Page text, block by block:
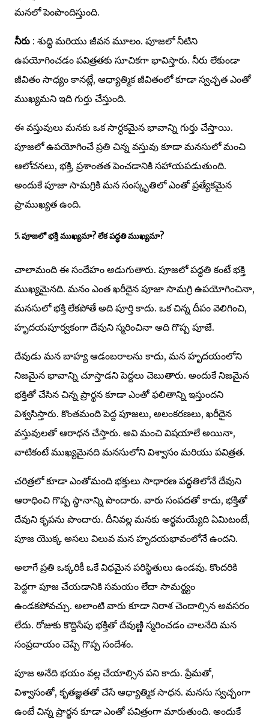
మనలో పెంపొందిస్తుంది.
నీరు : శుద్ధి మరియు జీవన మూలం. పూజలో నీటిని
ఉపయోగించడం పవిత్రతకు సూచికగా భావిస్తారు. నీరు లేకుండా
జీవితం సాధ్యం కానట్లే, ఆధ్యాత్మిక జీవితంలో కూడా స్వచ్ఛత ఎంతో
ముఖ్యమని ఇది గుర్తు చేస్తుంది.
ఈ వస్తువులు మనకు ఒక సార్ధకమైన భావాన్ని గుర్తు చేస్తాయి.
పూజలో ఉపయోగించే ప్రతి చిన్న వస్తువు కూడా మనసులో మంచి
ఆలోచనలు, భక్తి, ప్రశాంతత పెంచడానికి సహాయపడుతుంది.
అందుకే పూజా సామగ్రికి మన సంస్కృతిలో ఎంతో ప్రత్యేకమైన
ప్రాముఖ్యత ఉంది.
5. పూజలో భక్తి ముఖ్యమా? లేక పద్ధతి ముఖ్యమా?
చాలామంది ఈ సందేహం అడుగుతారు. పూజలో పద్ధతి కంటే భక్తి
ముఖ్యమైనది. మనం ఎంత ఖరీదైన పూజా సామగ్రి ఉపయోగించినా,
మనసులో భక్తి లేకపోతే అది పూర్తి కాదు. ఒక చిన్న దీపం వెలిగించి,
హృదయపూర్వకంగా దేవుని స్మరించినా అది గొప్ప పూజే.
దేవుడు మన బాహ్య ఆడంబరాలను కాదు, మన హృదయంలోని
నిజమైన భావాన్ని చూస్తాడని పెద్దలు చెబుతారు. అందుకే నిజమైన
భక్తితో చేసిన చిన్న ప్రార్థన కూడా ఎంతో ఫలితాన్ని ఇస్తుందని
విశ్వసిస్తారు. కొంతమంది పెద్ద పూజలు, అలంకరణలు, ఖరీదైన
వస్తువులతో ఆరాధన చేస్తారు. అవి మంచి విషయాలే అయినా,
వాటికంటే ముఖ్యమైనది మనసులోని విశ్వాసం మరియు పవిత్రత.
చరిత్రలో కూడా ఎంతోమంది భక్తులు సాధారణ పద్ధతిలోనే దేవుని
ఆరాధించి గొప్ప స్థానాన్ని పొందారు. వారు సంపదతో కాదు, భక్తితో
దేవుని కృపను పొందారు. దీనివల్ల మనకు అర్థమయ్యేది ఏమిటంటే,
పూజ యొక్క అసలు విలువ మన హృదయభావంలోనే ఉందని.
అలాగే ప్రతి ఒక్కరికీ ఒకే విధమైన పరిస్థితులు ఉండవు. కొందరికి
పెద్దగా పూజ చేయడానికి సమయం లేదా సామర్థ్యం
ఉండకపోవచ్చు. అలాంటి వారు కూడా నిరాశ చెందాల్సిన అవసరం
లేదు. రోజుకు కొద్దిసేపు భక్తితో దేవుణ్ణి స్మరించడం చాలనేది మన
సంప్రదాయం చెప్పే గొప్ప సందేశం.
పూజ అనేది భయం వల్ల చేయాల్సిన పని కాదు. ప్రేమతో,
విశ్వాసంతో, కృతజ్ఞతతో చేసే ఆధ్యాత్మిక సాధన. మనసు స్వచ్ఛంగా
ఉంటే చిన్న ప్రార్థన కూడా ఎంతో పవిత్రంగా మారుతుంది. అందుకే